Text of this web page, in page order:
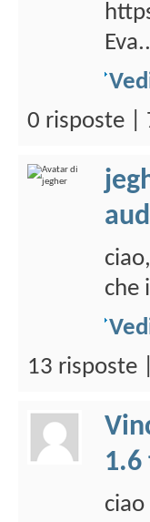
0 risposte |
che
13 risposte
1.6